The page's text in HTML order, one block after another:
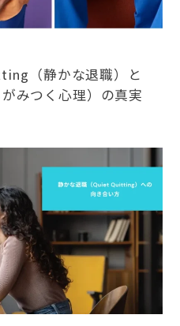
（静かな退職）と
みつく心理）の真実